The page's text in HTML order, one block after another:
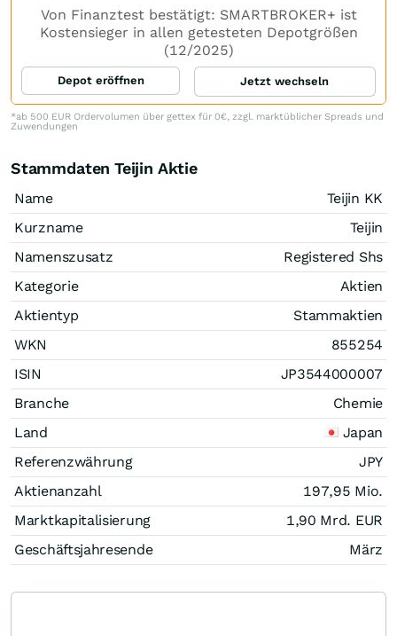
Von Finanztest bestätigt: SMARTBROKER+ ist
Kostensieger in allen getesteten Depotgrößen
(12/2025)
Depot eröffnen Jetzt wechseln
*ab 500 EUR Ordervolumen über gettex für 0€, zzgl. marktüblicher Spreads und
Zuwendungen
Stammdaten Teijin Aktie
Name
Teijin KK
Kurzname
Teijin
Namenszusatz
Registered Shs
Kategorie
Aktien
Aktientyp
Stammaktien
WKN
855254
ISIN
JP3544000007
Branche
Chemie
Land
Japan
Referenzwährung
JPY
Aktienanzahl
197,95 Mio.
Marktkapitalisierung
1,90 Mrd. EUR
Geschäftsjahresende
März